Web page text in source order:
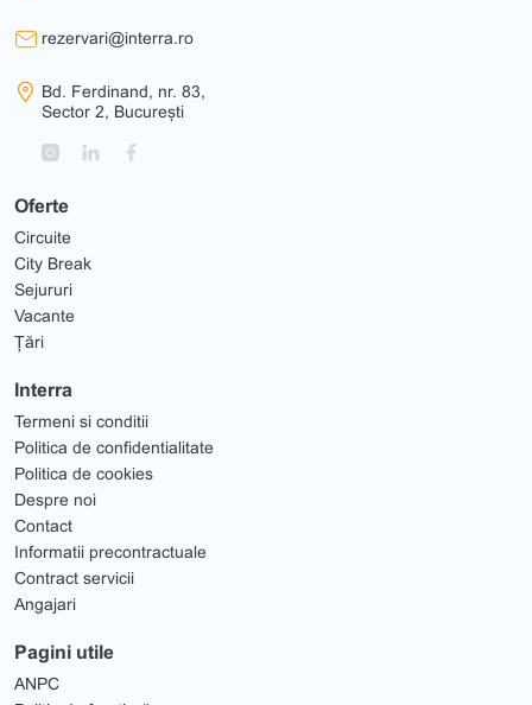
Oferte
Circuite
City Break
Sejururi
Vacante
Țări
Interra
Termeni si conditii
Politica de confidentialitate
Politica de cookies
Despre noi
Contact
Informatii precontractuale
Contract servicii
Angajari
Pagini utile
ANPC
rezervari@interra.ro
Bd. Ferdinand, nr. 83,
Sector 2, București